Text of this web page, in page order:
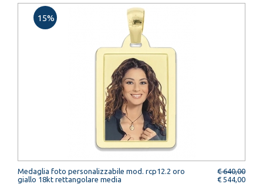
Medaglia foto personalizzabile mod. rcp12.2 oro
giallo 18kt rettangolare media
€ 640,00
€ 544,00
15%